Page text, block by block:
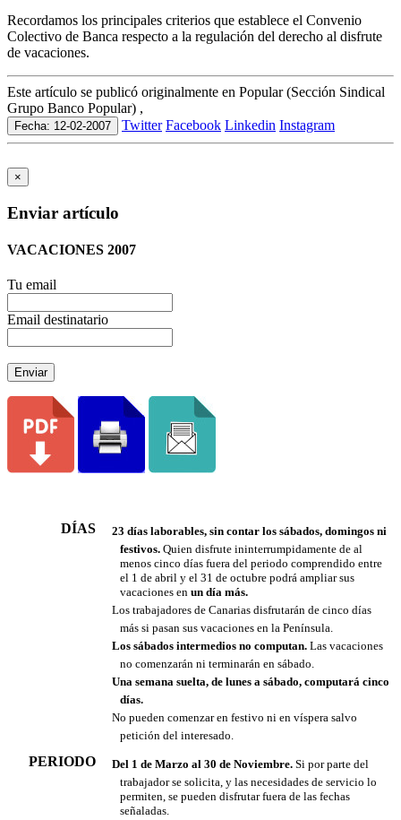
Recordamos los principales criterios que establece el Convenio
Colectivo de Banca respecto a la regulación del derecho al disfrute
de vacaciones.
Este artículo se publicó originalmente en Popular (Sección Sindical
Grupo Banco Popular) ,
Fecha: 12-02-2007 Twitter Facebook Linkedin Instagram
×
Enviar artículo
VACACIONES 2007
Tu email
Email destinatario
Enviar
DÍAS
23 días laborables, sin contar los sábados, domingos ni
festivos. Quien disfrute ininterrumpidamente de al
menos cinco días fuera del periodo comprendido entre
el 1 de abril y el 31 de octubre podrá ampliar sus
vacaciones en un día más.
 Los trabajadores de Canarias disfrutarán de cinco días
más si pasan sus vacaciones en la Península.
Los sábados intermedios no computan. Las vacaciones
no comenzarán ni terminarán en sábado.
Una semana suelta, de lunes a sábado, computará cinco
días.
 No pueden comenzar en festivo ni en víspera salvo
petición del interesado.
PERIODO Del 1 de Marzo al 30 de Noviembre. Si por parte del
trabajador se solicita, y las necesidades de servicio lo
permiten, se pueden disfrutar fuera de las fechas
señaladas.